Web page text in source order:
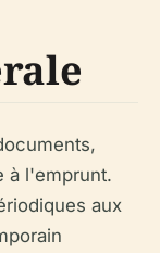
à l'emprunt.
aux